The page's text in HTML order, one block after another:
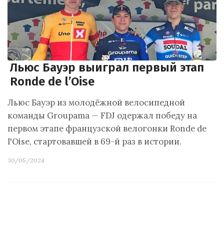
Льюс Бауэр выиграл первый этап
Ronde de l’Oise
Льюс Бауэр из молодёжной велосипедной
команды Groupama — FDJ одержал победу на
первом этапе французской велогонки Ronde de
l'Oise, стартовавшей в 69-й раз в истории.
30/05/2024